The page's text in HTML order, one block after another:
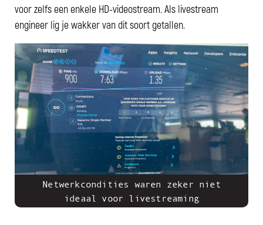
voor zelfs een enkele HD-videostream. Als livestream
engineer lig je wakker van dit soort getallen.
Netwerkcondities waren zeker niet
ideaal voor livestreaming